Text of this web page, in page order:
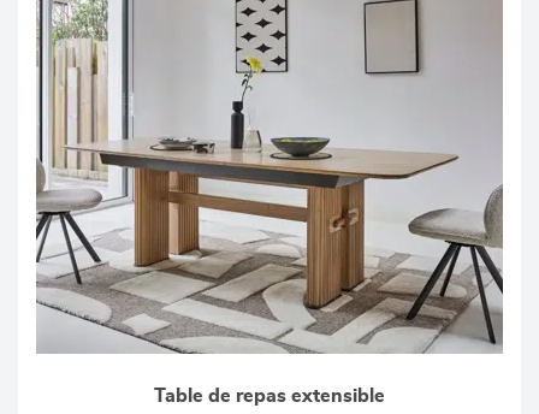
Table de repas extensible